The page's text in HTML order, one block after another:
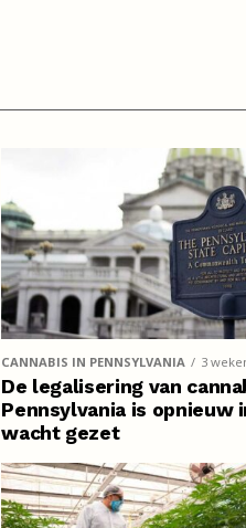
CANNABIS IN PENNSYLVANIA 3
De legalisering van
Pennsylvania is opnieuw
wacht gezet